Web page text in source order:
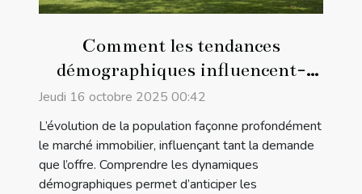
Comment les tendances
démographiques influencent-
elles le marché immobilier ?
Jeudi 16 octobre 2025 00:42
L’évolution de la population façonne profondément
le marché immobilier, influençant tant la demande
que l’offre. Comprendre les dynamiques
démographiques permet d’anticiper les